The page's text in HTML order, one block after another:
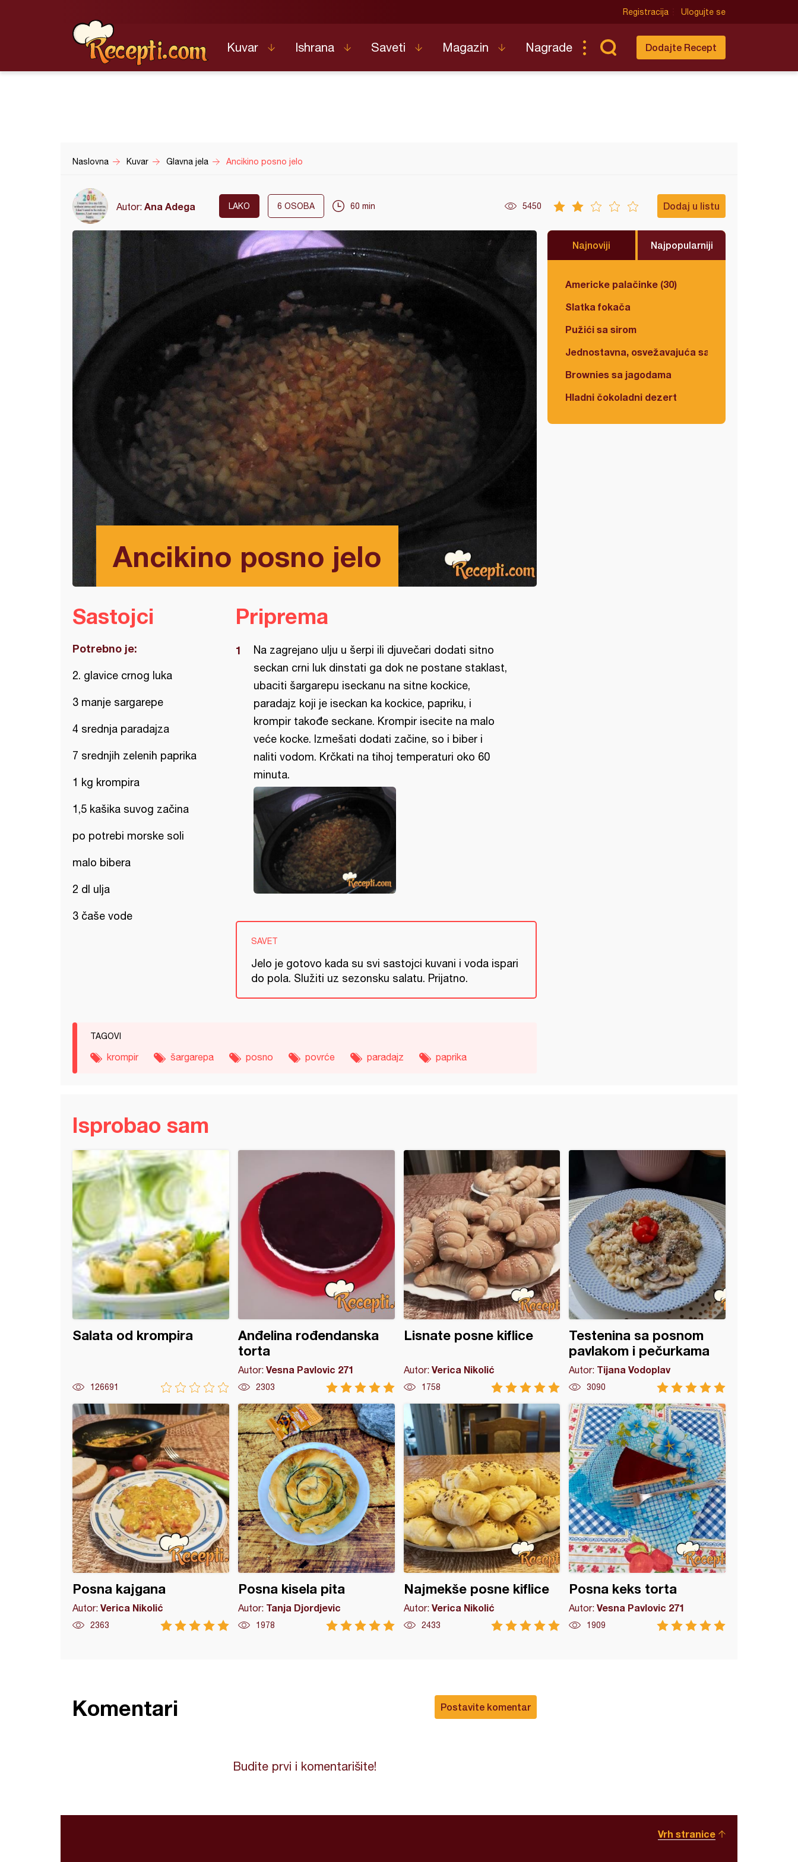
Registracija Ulogujte se
Kuvar Ishrana Saveti Magazin Nagrade Dodajte Recept
Naslovna Kuvar Glavna jela Ancikino posno jelo
Autor: Ana Adega LAKO 6 OSOBA 60 min 5450 Dodaj u listu
Ancikino posno jelo
Najnoviji Najpopularniji
Americke palačinke (30)
Slatka fokača
Pužići sa sirom
Jednostavna, osvežavajuća salata
Brownies sa jagodama
Hladni čokoladni dezert
Sastojci
Potrebno je:
2. glavice crnog luka
3 manje sargarepe
4 srednja paradajza
7 srednjih zelenih paprika
1 kg krompira
1,5 kašika suvog začina
po potrebi morske soli
malo bibera
2 dl ulja
3 čaše vode
Priprema
Na zagrejano ulju u šerpi ili djuvečari dodati sitno
seckan crni luk dinstati ga dok ne postane staklast,
ubaciti šargarepu iseckanu na sitne kockice,
paradajz koji je iseckan ka kockice, papriku, i
krompir takođe seckane. Krompir isecite na malo
veće kocke. Izmešati dodati začine, so i biber i
naliti vodom. Krčkati na tihoj temperaturi oko 60
minuta.
SAVET
Jelo je gotovo kada su svi sastojci kuvani i voda ispari
do pola. Služiti uz sezonsku salatu. Prijatno.
TAGOVI
krompir šargarepa posno povrće paradajz paprika
Isprobao sam
Salata od krompira
126691
Anđelina rođendanska
torta
Autor: Vesna Pavlovic 271
2303
Lisnate posne kiflice
Autor: Verica Nikolić
1758
Testenina sa posnom
pavlakom i pečurkama
Autor: Tijana Vodoplav
3090
sa posnom pavlakom i pečurkama
Posna kajgana
Autor: Verica Nikolić
2363
Posna kisela pita
Autor: Tanja Djordjevic
1978
Najmekše posne kiflice
Autor: Verica Nikolić
2433
Posna keks torta
Autor:Vesna Pavlovic 271
1909
Postavite komentar
Komentari
Budite prvi i komentarišite!
Vrh stranice